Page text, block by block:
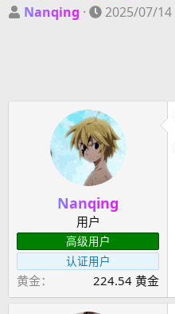
主
Nanqing
开
2025/07/14
Nanqing
用户
高级用户
认证用户
黄金 224.54 黄金